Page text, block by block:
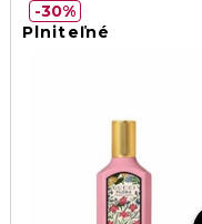
Plniteľné
30%